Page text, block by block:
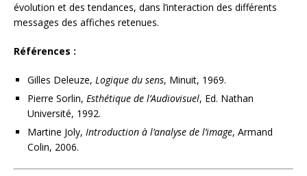
évolution et des tendances, dans l’interaction des différents
messages des affiches retenues.
Références :
Gilles Deleuze, Logique du sens, Minuit, 1969.
Pierre Sorlin, Esthétique de l’Audiovisuel, Ed. Nathan
Université, 1992.
Martine Joly, Introduction à l’analyse de l’image, Armand
Colin, 2006.